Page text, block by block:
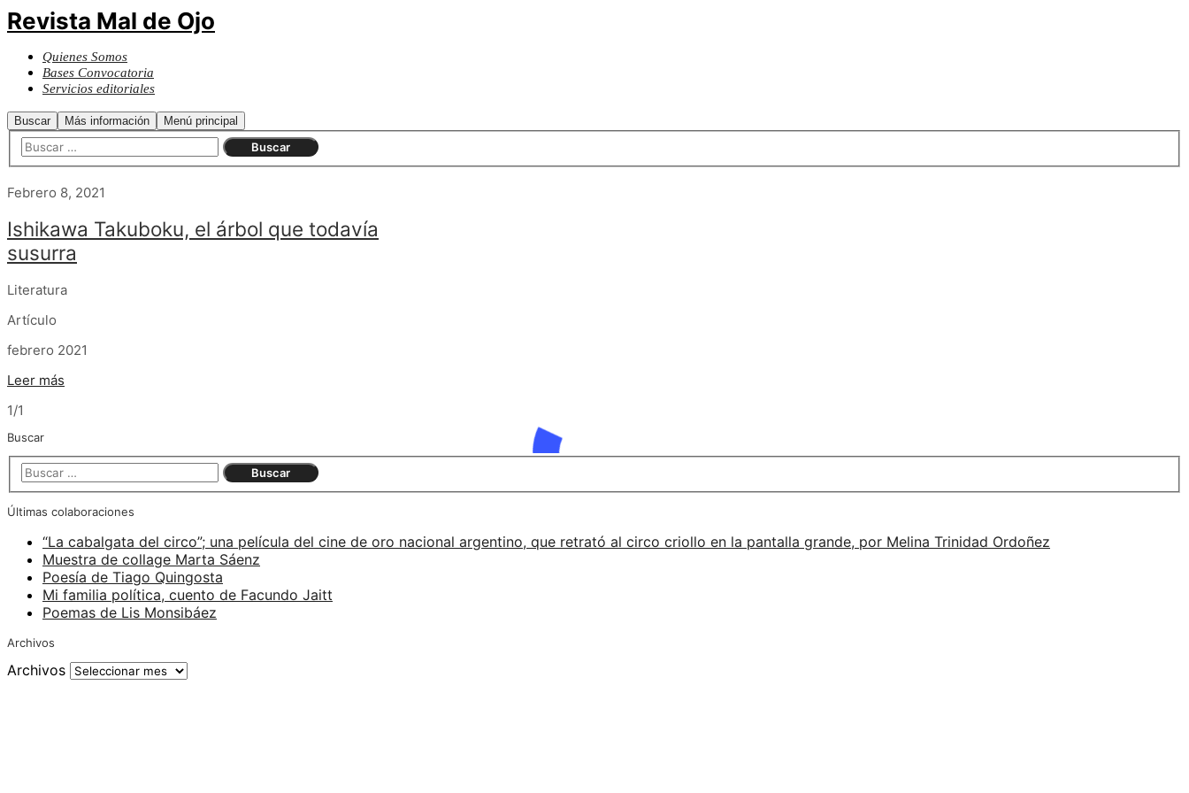
Revista Mal de Ojo
Quienes Somos
Bases Convocatoria
Servicios editoriales
Buscar Más información Menú principal
Febrero 8, 2021
Ishikawa Takuboku, el árbol que todavía
susurra
Literatura
Artículo
febrero 2021
Leer más
1/1
Buscar
Últimas colaboraciones
“La cabalgata del circo”; una película del cine de oro nacional argentino, que retrató al circo criollo en la pantalla grande, por Melina Trinidad Ordoñez
Muestra de collage Marta Sáenz
Poesía de Tiago Quingosta
Mi familia política, cuento de Facundo Jaitt
Poemas de Lis Monsibáez
Archivos
Archivos